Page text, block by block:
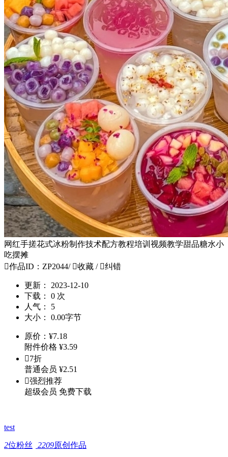
网红手搓花式冰粉制作技术配方教程培训视频教学甜品糖水小
吃摆摊
作品ID：ZP2044/ 收藏 / 纠错
更新：
2023-12-10
下载：
0 次
人气：
5
大小：
0.00字节
原价： ¥7.18
附件价格 ¥3.59
7折
普通会员 ¥2.51
强烈推荐
超级会员 免费下载
test
2位粉丝 2209原创作品